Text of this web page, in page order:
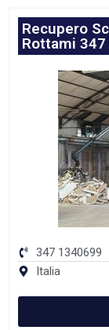
Recupero
Rottami
347 1340699
Italia